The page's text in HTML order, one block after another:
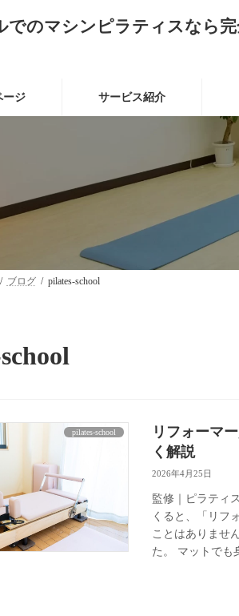
でのマシンピラティスなら完
ージ サービス紹介
ブログ pilates-school
pilates-school
リフォーマ
く解説
2026年4月25日
監修｜ピラティ
くると、「リフ
ことはありませ
た。 マットで